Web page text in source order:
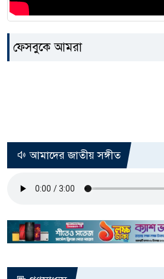
ফেসবুকে আমরা
আমাদের জাতীয় সঙ্গীত